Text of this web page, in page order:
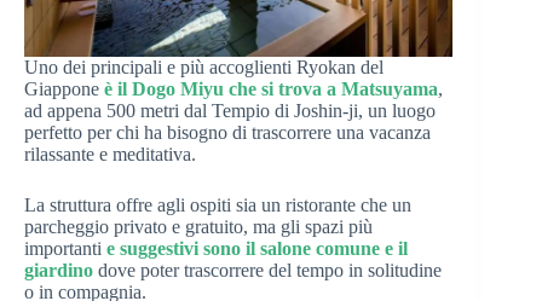
Uno dei principali e più accoglienti Ryokan del
Giappone è il Dogo Miyu che si trova a Matsuyama,
ad appena 500 metri dal Tempio di Joshin-ji, un luogo
perfetto per chi ha bisogno di trascorrere una vacanza
rilassante e meditativa.
La struttura offre agli ospiti sia un ristorante che un
parcheggio privato e gratuito, ma gli spazi più
importanti e suggestivi sono il salone comune e il
giardino dove poter trascorrere del tempo in solitudine
o in compagnia.